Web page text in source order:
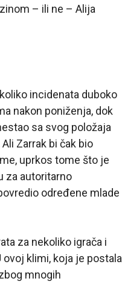
– ili ne – Alija
incidenata duboko
nakon poniženja, dok
sa svog položaja
Zarrak bi čak bio
uprkos tome što je
za autoritarno
određene mlade
za nekoliko igrača i
klimi, koja je postala
mnogih